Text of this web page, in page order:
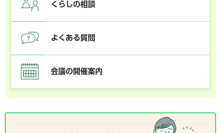
くらしの相談
よくある質問
会議の開催案内